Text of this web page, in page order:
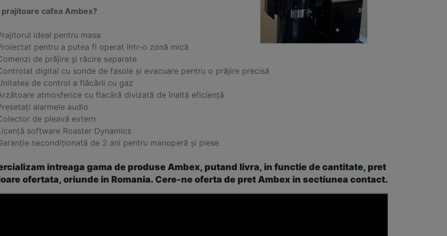
prajitoare cafea Ambex?
ideal pentru masa
pentru a putea fi operat într-o zonă mică
de prăjire și răcire separate
digital cu sonde de fasole și evacuare pentru o prăjire precisă
de control a flăcării cu gaz
atmosferice cu flacără divizată de înaltă eficiență
alarmele audio
de pleavă extern
software Roaster Dynamics
necondiționată de 2 ani pentru manoperă și piese
intreaga gama de produse Ambex, putand livra, in functie de cantitate, pret
ofertata, oriunde in Romania. Cere-ne oferta de pret Ambex in sectiunea contact.